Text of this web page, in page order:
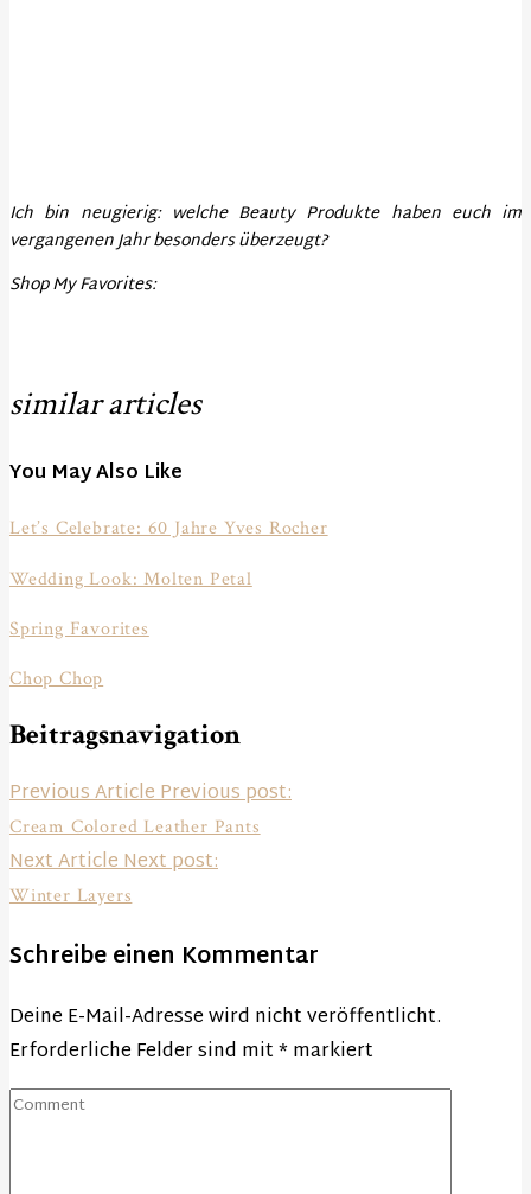
Ich bin neugierig: welche Beauty Produkte haben euch im
vergangenen Jahr besonders überzeugt?
Shop My Favorites:
similar articles
You May Also Like
Let’s Celebrate: 60 Jahre Yves Rocher
Wedding Look: Molten Petal
Spring Favorites
Chop Chop
Beitragsnavigation
Previous ArticlePrevious post:
Cream Colored Leather Pants
Next ArticleNext post:
Winter Layers
Schreibe einen Kommentar
Deine E-Mail-Adresse wird nicht veröffentlicht.
Erforderliche Felder sind mit*markiert